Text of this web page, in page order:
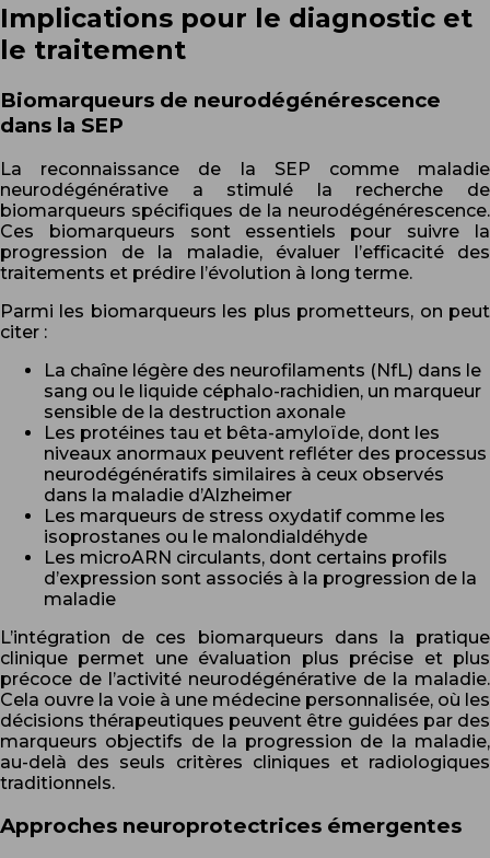
Implications pour le diagnostic et
le traitement
Biomarqueurs de neurodégénérescence
dans la SEP
La reconnaissance de la SEP comme maladie
neurodégénérative a stimulé la recherche de
biomarqueurs spécifiques de la neurodégénérescence.
Ces biomarqueurs sont essentiels pour suivre la
progression de la maladie, évaluer l’efficacité des
traitements et prédire l’évolution à long terme.
Parmi les biomarqueurs les plus prometteurs, on peut
citer :
La chaîne légère des neurofilaments (NfL) dans le
sang ou le liquide céphalo-rachidien, un marqueur
sensible de la destruction axonale
Les protéines tau et bêta-amyloïde, dont les
niveaux anormaux peuvent refléter des processus
neurodégénératifs similaires à ceux observés
dans la maladie d’Alzheimer
Les marqueurs de stress oxydatif comme les
isoprostanes ou le malondialdéhyde
Les microARN circulants, dont certains profils
d’expression sont associés à la progression de la
maladie
L’intégration de ces biomarqueurs dans la pratique
clinique permet une évaluation plus précise et plus
précoce de l’activité neurodégénérative de la maladie.
Cela ouvre la voie à une médecine personnalisée, où les
décisions thérapeutiques peuvent être guidées par des
marqueurs objectifs de la progression de la maladie,
au-delà des seuls critères cliniques et radiologiques
traditionnels.
Approches neuroprotectrices émergentes